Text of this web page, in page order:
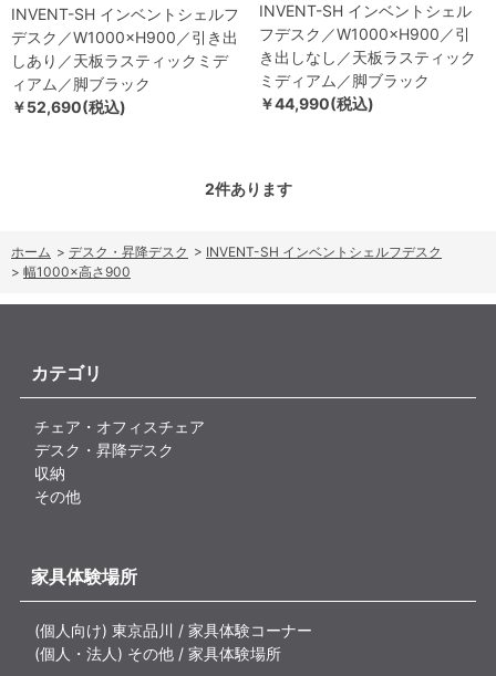
INVENT-SH インベントシェルフ
デスク／W1000×H900／引き出
しあり／天板ラスティックミデ
ィアム／脚ブラック
￥52,690(税込)
INVENT-SH インベントシェル
フデスク／W1000×H900／引
き出しなし／天板ラスティック
ミディアム／脚ブラック
￥44,990(税込)
2件あります
ホーム > デスク・昇降デスク > INVENT-SH インベントシェルフデスク
> 幅1000×高さ900
カテゴリ
チェア・オフィスチェア
デスク・昇降デスク
収納
その他
家具体験場所
(個人向け) 東京品川 / 家具体験コーナー
(個人・法人) その他 / 家具体験場所